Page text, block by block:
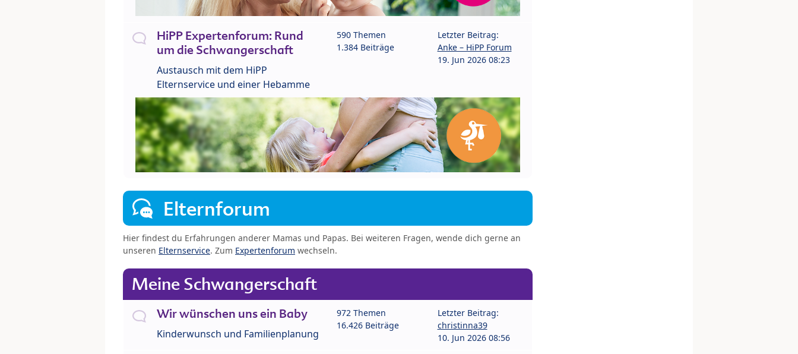
HiPP Expertenforum: Rund
um die Schwangerschaft
Austausch mit dem HiPP
Elternservice und einer Hebamme
590 Themen
1.384 Beiträge
Letzter Beitrag:
Anke – HiPP Forum
19. Jun 2026 08:23
Elternforum
Hier findest du Erfahrungen anderer Mamas und Papas. Bei weiteren Fragen, wende dich gerne an
unseren Elternservice. Zum Expertenforum wechseln.
Meine Schwangerschaft
Wir wünschen uns ein Baby
Kinderwunsch und Familienplanung
972 Themen
16.426 Beiträge
Letzter Beitrag:
christinna39
10. Jun 2026 08:56